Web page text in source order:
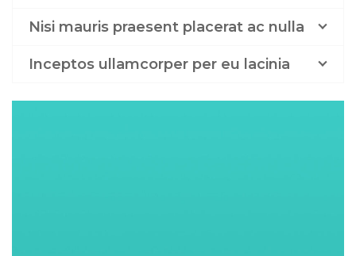
Nisi mauris praesent placerat ac nulla
Inceptos ullamcorper per eu lacinia